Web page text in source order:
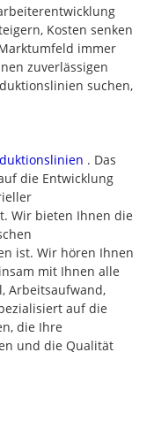
Kosten senken
immer
zuverlässigen
suchen,
. Das
die Entwicklung
Wir bieten Ihnen die
ist. Wir hören Ihnen
mit Ihnen alle
Arbeitsaufwand,
auf die
die Ihre
und die Qualität